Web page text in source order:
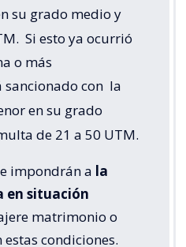
su grado medio y
Si esto ya ocurrió
o más
con la
en su grado
de 21 a 50 UTM.
impondrán a la
en situación
matrimonio o
estas condiciones.